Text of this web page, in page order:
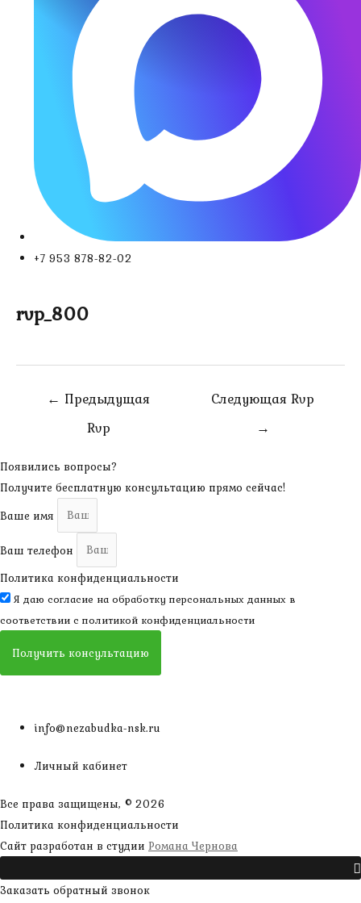
+7 953 878-82-02
rvp_800
Навигация
← Предыдущая
Rvp
Следующая Rvp
→
Появились вопросы?
Получите бесплатную консультацию прямо сейчас!
Ваше имя
Ваш телефон
Политика конфиденциальности
Я даю согласие на обработку персональных данных в
соответствии с политикой конфиденциальности
Получить консультацию
info@nezabudka-nsk.ru
Личный кабинет
Все права защищены, © 2026
Политика конфиденциальности
Сайт разработан в студии Романа Чернова
Заказать обратный звонок